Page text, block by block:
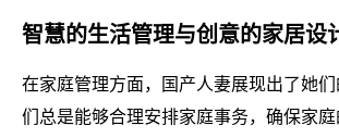
智慧的生活管理与创意的家居设
在家庭管理方面，国产人妻展现出了她
们总是能够合理安排家庭事务，确保家